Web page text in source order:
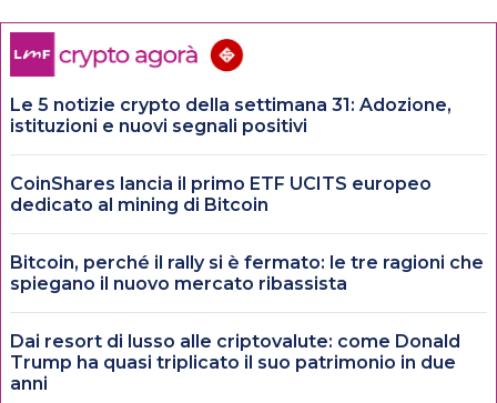
Le 5 notizie crypto della settimana 31: Adozione,
istituzioni e nuovi segnali positivi
CoinShares lancia il primo ETF UCITS europeo
dedicato al mining di Bitcoin
Bitcoin, perché il rally si è fermato: le tre ragioni che
spiegano il nuovo mercato ribassista
Dai resort di lusso alle criptovalute: come Donald
Trump ha quasi triplicato il suo patrimonio in due
anni